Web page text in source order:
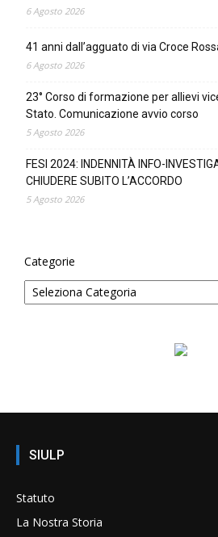
6 Agosto 2026
41 anni dall’agguato di via Croce
6 Agosto 2026
23° Corso di formazione per allievi
Stato. Comunicazione avvio corso
5 Agosto 2026
FESI 2024: INDENNITÀ INFO-
CHIUDERE SUBITO L’ACCORDO
5 Agosto 2026
Categorie
SIULP
Statuto
La Nostra Storia